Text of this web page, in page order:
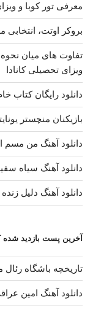
معرفی تور کوبا و
بروکر اوتت، انتخابی
تفاوت های میان نحوه
ویزای تحصیلی کانادا
دانلود رایگان کتاب
بازیکنان منچستر
دانلود آهنگ من مسم
دانلود آهنگ سیاه
دانلود آهنگ دلیل
آخرین پست بازدید شده
تاریخچه باشگاه رئال
دانلود آهنگ امین